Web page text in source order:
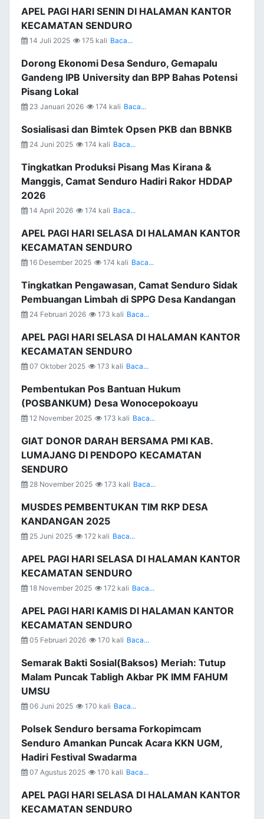
APEL PAGI HARI SENIN DI HALAMAN KANTOR
KECAMATAN SENDURO
14 Juli 2025 175 kali Baca...
Dorong Ekonomi Desa Senduro, Gemapalu
Gandeng IPB University dan BPP Bahas Potensi
Pisang Lokal
23 Januari 2026 174 kali Baca...
Sosialisasi dan Bimtek Opsen PKB dan BBNKB
24 Juni 2025 174 kali Baca...
Tingkatkan Produksi Pisang Mas Kirana &
Manggis, Camat Senduro Hadiri Rakor HDDAP
2026
14 April 2026 174 kali Baca...
APEL PAGI HARI SELASA DI HALAMAN KANTOR
KECAMATAN SENDURO
16 Desember 2025 174 kali Baca...
Tingkatkan Pengawasan, Camat Senduro Sidak
Pembuangan Limbah di SPPG Desa Kandangan
24 Februari 2026 173 kali Baca...
APEL PAGI HARI SELASA DI HALAMAN KANTOR
KECAMATAN SENDURO
07 Oktober 2025 173 kali Baca...
Pembentukan Pos Bantuan Hukum
(POSBANKUM) Desa Wonocepokoayu
12 November 2025 173 kali Baca...
GIAT DONOR DARAH BERSAMA PMI KAB.
LUMAJANG DI PENDOPO KECAMATAN
SENDURO
28 November 2025 173 kali Baca...
MUSDES PEMBENTUKAN TIM RKP DESA
KANDANGAN 2025
25 Juni 2025 172 kali Baca...
APEL PAGI HARI SELASA DI HALAMAN KANTOR
KECAMATAN SENDURO
18 November 2025 172 kali Baca...
APEL PAGI HARI KAMIS DI HALAMAN KANTOR
KECAMATAN SENDURO
05 Februari 2026 170 kali Baca...
Semarak Bakti Sosial(Baksos) Meriah: Tutup
Malam Puncak Tabligh Akbar PK IMM FAHUM
UMSU
06 Juni 2025 170 kali Baca...
Polsek Senduro bersama Forkopimcam
Senduro Amankan Puncak Acara KKN UGM,
Hadiri Festival Swadarma
07 Agustus 2025 170 kali Baca...
APEL PAGI HARI SELASA DI HALAMAN KANTOR
KECAMATAN SENDURO